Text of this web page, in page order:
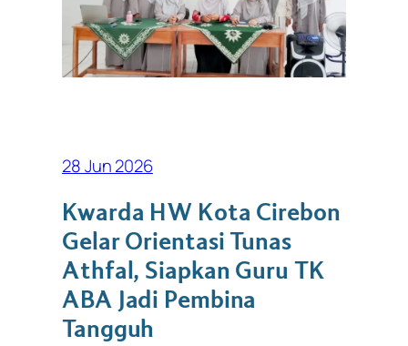
28 Jun 2026
Kwarda HW Kota Cirebon
Gelar Orientasi Tunas
Athfal, Siapkan Guru TK
ABA Jadi Pembina
Tangguh